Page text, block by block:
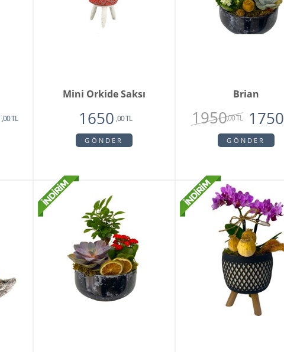
,00 TL
Mini Orkide Saksı
1650 ,00 TL
GÖNDER
Brian
1950,00 TL 1750
GÖNDER